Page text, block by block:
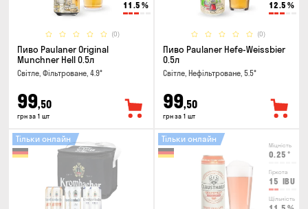
11.5 %
(0)
Пиво Paulaner Original
Munchner Hell 0.5л
Світле, Фільтроване, 4.9°
99,50
грн за 1 шт
12.5 %
(0)
Пиво Paulaner Hefe-Weissbier
0.5л
Світле, Нефільтроване, 5.5°
99,50
грн за 1 шт
Тільки онлайн
Міцність
0.25 °
Гіркота
15 IBU
Щільність
Тільки онлайн